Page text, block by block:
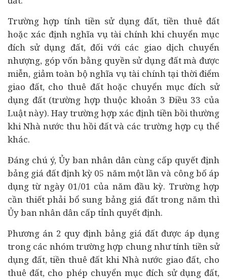
Trường hợp tính tiền sử dụng đất, tiền thuê đất
hoặc xác định nghĩa vụ tài chính khi chuyển mục
đích sử dụng đất, đối với các giao dịch chuyển
nhượng, góp vốn bằng quyền sử dụng đất mà được
miễn, giảm toàn bộ nghĩa vụ tài chính tại thời điểm
giao đất, cho thuê đất hoặc chuyển mục đích sử
dụng đất (trường hợp thuộc khoản 3 Điều 33 của
Luật này). Hay trường hợp xác định tiền bồi thường
khi Nhà nước thu hồi đất và các trường hợp cụ thể
khác.
Đáng chú ý, Ủy ban nhân dân cùng cấp quyết định
bảng giá đất định kỳ 05 năm một lần và công bố áp
dụng từ ngày 01/01 của năm đầu kỳ. Trường hợp
cần thiết phải bổ sung bảng giá đất trong năm thì
Ủy ban nhân dân cấp tỉnh quyết định.
Phương án 2 quy định bảng giá đất được áp dụng
trong các nhóm trường hợp chung như tính tiền sử
dụng đất, tiền thuê đất khi Nhà nước giao đất, cho
thuê đất, cho phép chuyển mục đích sử dụng đất,